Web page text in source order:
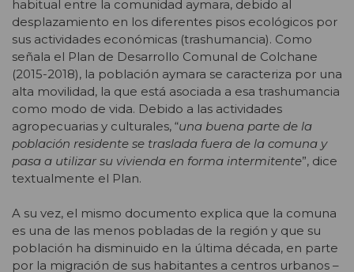
habitual entre la comunidad aymara, debido al
desplazamiento en los diferentes pisos ecológicos por
sus actividades económicas (trashumancia). Como
señala el Plan de Desarrollo Comunal de Colchane
(2015-2018), la población aymara se caracteriza por una
alta movilidad, la que está asociada a esa trashumancia
como modo de vida. Debido a las actividades
agropecuarias y culturales, “una buena parte de la
población residente se traslada fuera de la comuna y
pasa a utilizar su vivienda en forma intermitente”, dice
textualmente el Plan.
A su vez, el mismo documento explica que la comuna
es una de las menos pobladas de la región y que su
población ha disminuido en la última década, en parte
por la migración de sus habitantes a centros urbanos –